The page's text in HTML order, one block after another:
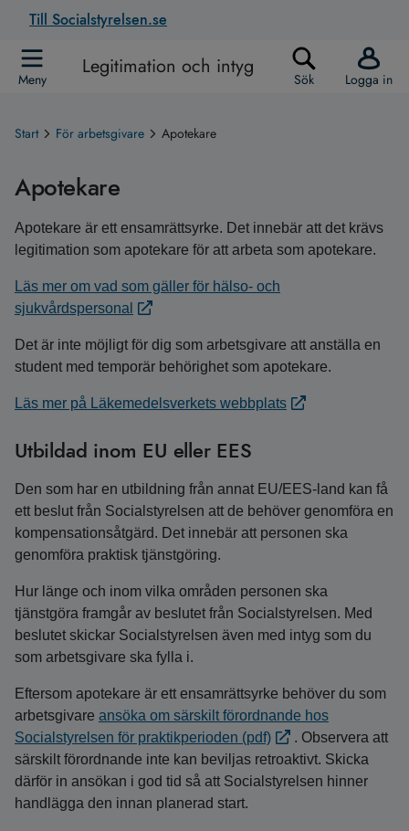
Till Socialstyrelsen.se
Meny Legitimation och intyg Sök Logga in
Start För arbetsgivare Apotekare
Apotekare
Apotekare är ett ensamrättsyrke. Det innebär att det krävs
legitimation som apotekare för att arbeta som apotekare.
Läs mer om vad som gäller för hälso- och
sjukvårdspersonal
Det är inte möjligt för dig som arbetsgivare att anställa en
student med temporär behörighet som apotekare.
Läs mer på Läkemedelsverkets webbplats
Utbildad inom EU eller EES
Den som har en utbildning från annat EU/EES-land kan få
ett beslut från Socialstyrelsen att de behöver genomföra en
kompensationsåtgärd. Det innebär att personen ska
genomföra praktisk tjänstgöring.
Hur länge och inom vilka områden personen ska
tjänstgöra framgår av beslutet från Socialstyrelsen. Med
beslutet skickar Socialstyrelsen även med intyg som du
som arbetsgivare ska fylla i.
Eftersom apotekare är ett ensamrättsyrke behöver du som
arbetsgivare ansöka om särskilt förordnande hos
Socialstyrelsen för praktikperioden (pdf)
. Observera att
särskilt förordnande inte kan beviljas retroaktivt. Skicka
därför in ansökan i god tid så att Socialstyrelsen hinner
handlägga den innan planerad start.